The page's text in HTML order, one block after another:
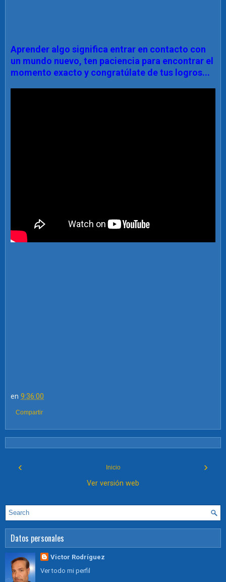
Aprender algo significa entrar en contacto con
un mundo nuevo, ten paciencia para encontrar el
momento exacto y congratúlate de tus logros...
en 9:36:00
Compartir
‹ ›
Inicio
Ver versión web
Datos personales
Victor Rodríguez
Ver todo mi perfil